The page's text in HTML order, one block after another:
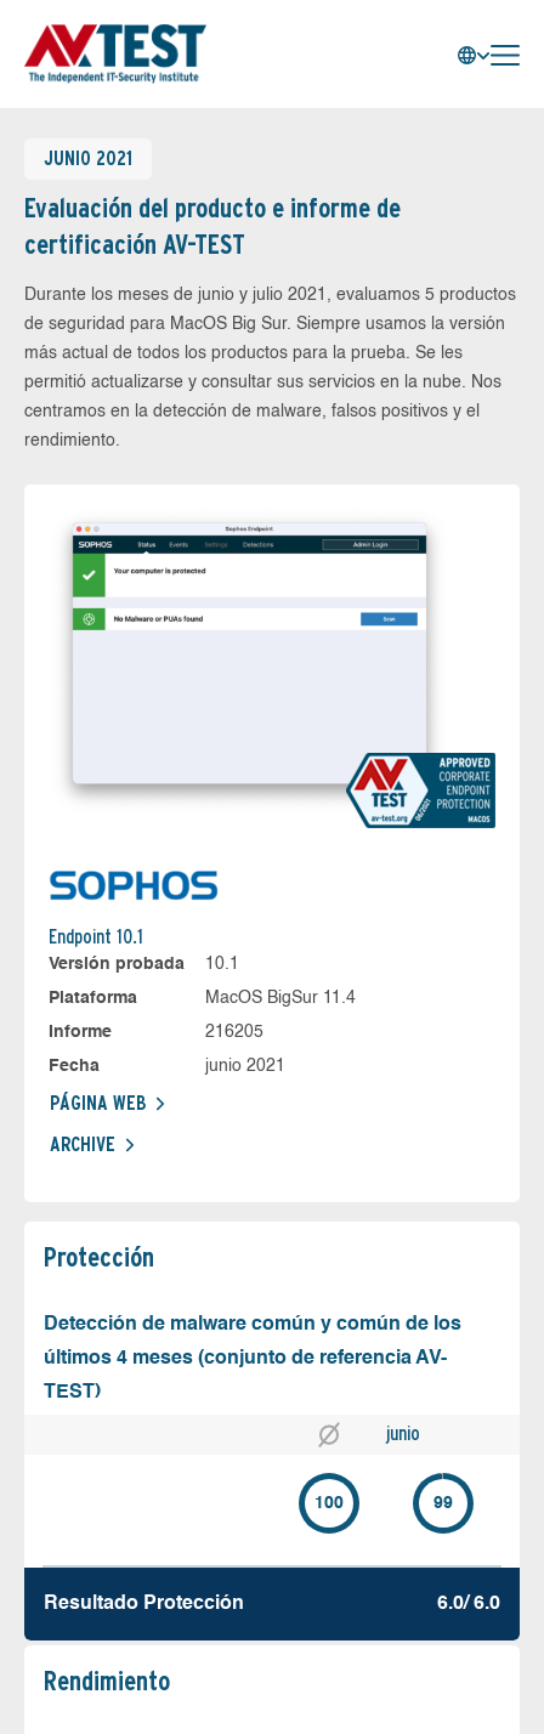
JUNIO 2021
Evaluación del producto e informe de
certificación AV-TEST
Durante los meses de junio y julio 2021, evaluamos 5 productos
de seguridad para MacOS Big Sur. Siempre usamos la versión
más actual de todos los productos para la prueba. Se les
permitió actualizarse y consultar sus servicios en la nube. Nos
centramos en la detección de malware, falsos positivos y el
rendimiento.
Endpoint 10.1
Versión probada
10.1
Plataforma
MacOS BigSur 11.4
Informe
216205
Fecha
junio 2021
PÁGINA WEB
ARCHIVE
Protección
Detección de malware común y común de los
últimos 4 meses (conjunto de referencia AV-
TEST)
junio
100 99
Resultado Protección 6.0/ 6.0
Rendimiento